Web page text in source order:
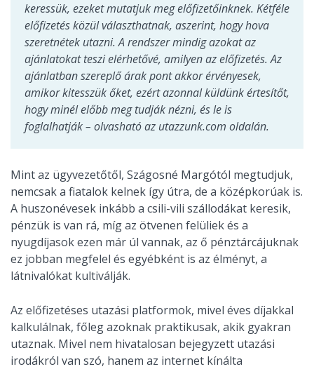
keressük, ezeket mutatjuk meg előfizetőinknek. Kétféle
előfizetés közül választhatnak, aszerint, hogy hova
szeretnétek utazni. A rendszer mindig azokat az
ajánlatokat teszi elérhetővé, amilyen az előfizetés.​ Az
ajánlatban szereplő árak pont akkor érvényesek,
amikor kitesszük őket, ezért azonnal küldünk értesítőt,
hogy minél előbb meg tudják nézni, és le is
foglalhatják – olvasható az utazzunk.com oldalán.
Mint az ügyvezetőtől, Szágosné Margótól megtudjuk,
nemcsak a fiatalok kelnek így útra, de a középkorúak is.
A huszonévesek inkább a csili-vili szállodákat keresik,
pénzük is van rá, míg az ötvenen felüliek és a
nyugdíjasok ezen már úl vannak, az ő pénztárcájuknak
ez jobban megfelel és egyébként is az élményt, a
látnivalókat kultiválják.
Az előfizetéses utazási platformok, mivel éves díjakkal
kalkulálnak, főleg azoknak praktikusak, akik gyakran
utaznak. Mivel nem hivatalosan bejegyzett utazási
irodákról van szó, hanem az internet kínálta